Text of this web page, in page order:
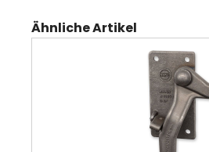
Produktgalerie überspringen
Ähnliche Artikel